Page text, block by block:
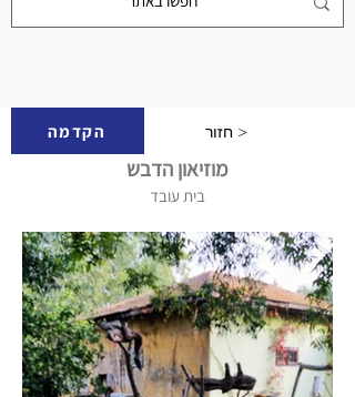
הקדמה חזור >
מוזיאון הדבש
בית עובד